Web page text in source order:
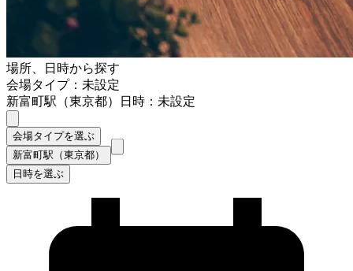
場所、日時から探す
会場タイプ：未設定
新富町駅（東京都）
日時：未設定
会場タイプを選ぶ
新富町駅（東京都）
日時を選ぶ